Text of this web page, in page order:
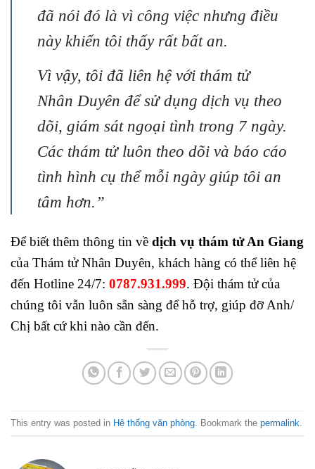
đã nói đó là vì công việc nhưng điều
này khiến tôi thấy rất bất an.
Vì vậy, tôi đã liên hệ với thám tử
Nhân Duyên để sử dụng dịch vụ theo
dõi, giám sát ngoại tình trong 7 ngày.
Các thám tử luôn theo dõi và báo cáo
tình hình cụ thể mỗi ngày giúp tôi an
tâm hơn.”
Để biết thêm thông tin về dịch vụ thám tử An Giang
của Thám tử Nhân Duyên, khách hàng có thể liên hệ
đến Hotline 24/7: 0787.931.999. Đội thám tử của
chúng tôi vẫn luôn sẵn sàng để hỗ trợ, giúp đỡ Anh/
Chị bất cứ khi nào cần đến.
This entry was posted in Hệ thống văn phòng . Bookmark the permalink